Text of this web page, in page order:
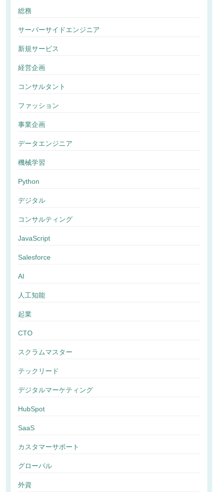
総務
サーバーサイドエンジニア
新規サービス
経営企画
コンサルタント
ファッション
事業企画
データエンジニア
機械学習
Python
デジタル
コンサルティング
JavaScript
Salesforce
AI
人工知能
起業
CTO
スクラムマスター
テックリード
デジタルマーケティング
HubSpot
SaaS
カスタマーサポート
グローバル
外資